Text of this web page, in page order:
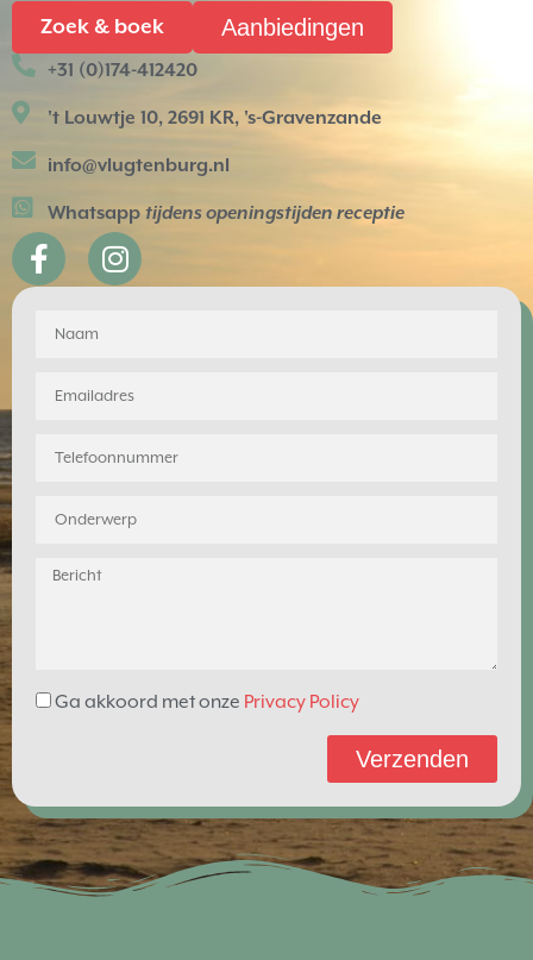
Zoek & boek Aanbiedingen
+31 (0)174-412420
't Louwtje 10, 2691 KR, 's-Gravenzande
info@vlugtenburg.nl
Whatsapp tijdens openingstijden receptie
Ga akkoord met onze Privacy Policy
Verzenden